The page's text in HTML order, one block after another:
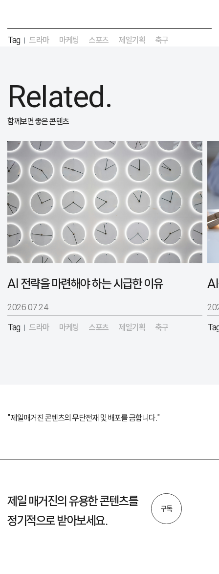
Tag | 드라마 마케팅 스포츠 제일기획 축구
Related.
함께보면 좋은 콘텐츠
AI 전략을 마련해야 하는 시급한 이유
2026.07.24
Tag | 드라마 마케팅 스포츠 제일기획 축구
"제일매거진 콘텐츠의 무단전재 및 배포를 금합니다."
제일 매거진의 유용한 콘텐츠를
정기적으로 받아보세요.
구독